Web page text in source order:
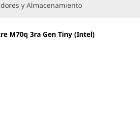
y Almacenamiento
M70q 3ra Gen Tiny (Intel)